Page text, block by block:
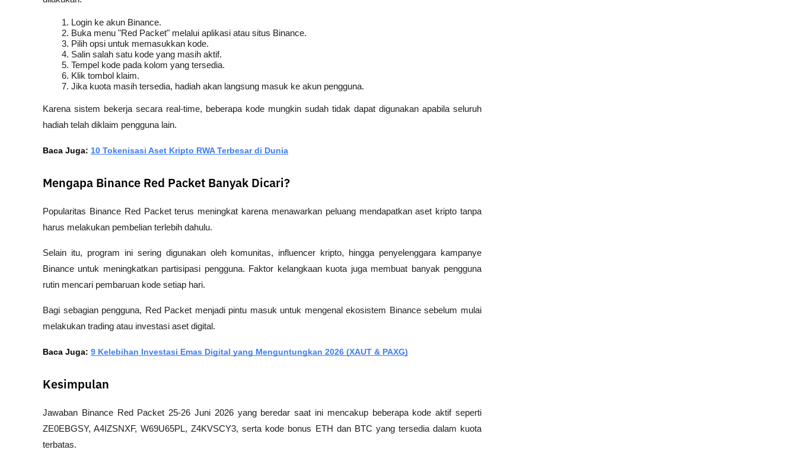
Login ke akun Binance.
Buka menu "Red Packet" melalui aplikasi atau situs Binance.
Pilih opsi untuk memasukkan kode.
Salin salah satu kode yang masih aktif.
Tempel kode pada kolom yang tersedia.
Klik tombol klaim.
Jika kuota masih tersedia, hadiah akan langsung masuk ke akun pengguna.
Karena sistem bekerja secara real-time, beberapa kode mungkin sudah tidak dapat digunakan apabila seluruh
hadiah telah diklaim pengguna lain.
Baca Juga: 10 Tokenisasi Aset Kripto RWA Terbesar di Dunia
Mengapa Binance Red Packet Banyak Dicari?
Popularitas Binance Red Packet terus meningkat karena menawarkan peluang mendapatkan aset kripto tanpa
harus melakukan pembelian terlebih dahulu.
Selain itu, program ini sering digunakan oleh komunitas, influencer kripto, hingga penyelenggara kampanye
Binance untuk meningkatkan partisipasi pengguna. Faktor kelangkaan kuota juga membuat banyak pengguna
rutin mencari pembaruan kode setiap hari.
Bagi sebagian pengguna, Red Packet menjadi pintu masuk untuk mengenal ekosistem Binance sebelum mulai
melakukan trading atau investasi aset digital.
Baca Juga: 9 Kelebihan Investasi Emas Digital yang Menguntungkan 2026 (XAUT & PAXG)
Kesimpulan
Jawaban Binance Red Packet 25-26 Juni 2026 yang beredar saat ini mencakup beberapa kode aktif seperti
ZE0EBGSY, A4IZSNXF, W69U65PL, Z4KVSCY3, serta kode bonus ETH dan BTC yang tersedia dalam kuota
terbatas.